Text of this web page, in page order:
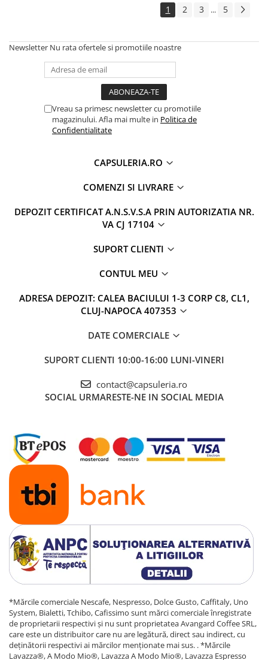
1 2 3 ... 5
Newsletter Nu rata ofertele si promotiile noastre
Vreau sa primesc newsletter cu promotiile
magazinului. Afla mai multe in Politica de
Confidentialitate
CAPSULERIA.RO
COMENZI SI LIVRARE
DEPOZIT CERTIFICAT A.N.S.V.S.A PRIN AUTORIZATIA NR.
VA CJ 17104
SUPORT CLIENTI
CONTUL MEU
ADRESA DEPOZIT: CALEA BACIULUI 1-3 CORP C8, CL1,
CLUJ-NAPOCA 407353
DATE COMERCIALE
SUPORT CLIENTI 10:00-16:00 LUNI-VINERI
contact@capsuleria.ro
SOCIAL URMARESTE-NE IN SOCIAL MEDIA
*Mărcile comerciale Nescafe, Nespresso, Dolce Gusto, Caffitaly, Uno
System, Bialetti, Tchibo, Cafissimo sunt mărci comerciale înregistrate
de proprietarii respectivi și nu sunt proprietatea Avangard Coffee SRL,
care este un distribuitor care nu are legătură, direct sau indirect, cu
deținătorii respectivi ai mărcilor menționate mai sus. . *Mărcile
Lavazza®, A Modo Mio®, Lavazza A Modo Mio®, Lavazza Espresso